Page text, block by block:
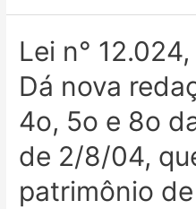
Lei n°
Dá nova
4o, 5o e 8o
de 2/8/04,
patrimônio